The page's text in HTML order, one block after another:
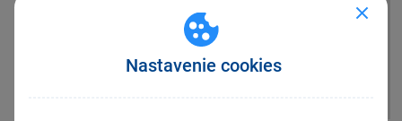
Nastavenie cookiesdané skupiny zatržení volby Při
změně základní prodejní ceny